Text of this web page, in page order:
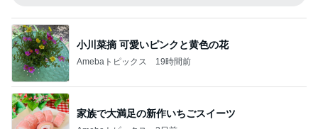
小川菜摘 可愛いピンクと黄色の花
Amebaトピックス 19時間前
家族で大満足の新作いちごスイーツ